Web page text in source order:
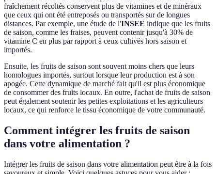
fraîchement récoltés conservent plus de vitamines et de minéraux
que ceux qui ont été entreposés ou transportés sur de longues
distances. Par exemple, une étude de l'INSEE indique que les fruits
de saison, comme les fraises, peuvent contenir jusqu'à 30% de
vitamine C en plus par rapport à ceux cultivés hors saison et
importés.
Ensuite, les fruits de saison sont souvent moins chers que leurs
homologues importés, surtout lorsque leur production est à son
apogée. Cette dynamique de marché fait qu'il est plus économique
de consommer des fruits locaux. En outre, l'achat de fruits de saison
peut également soutenir les petites exploitations et les agriculteurs
locaux, ce qui renforce le tissu économique de votre communauté.
Comment intégrer les fruits de saison
dans votre alimentation ?
Intégrer les fruits de saison dans votre alimentation peut être à la fois